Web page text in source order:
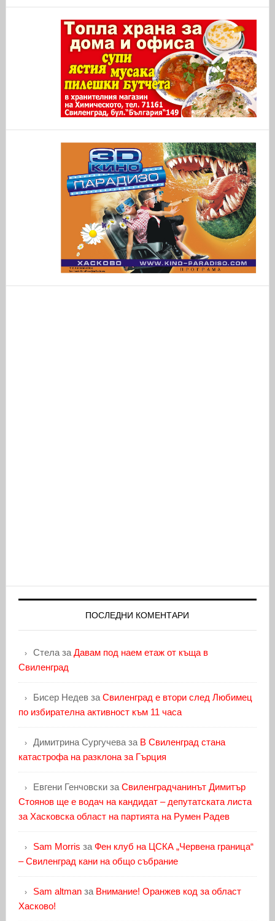
ПОСЛЕДНИ КОМЕНТАРИ
Стелаза Давам под наем етаж от къща в
Свиленград
Бисер Недевза Свиленград е втори след Любимец
по избирателна активност към 11 часа
Димитрина Сургучеваза В Свиленград стана
катастрофа на разклона за Гърция
Евгени Генчовскиза Свиленградчанинът Димитър
Стоянов ще е водач на кандидат – депутатската листа
за Хасковска област на партията на Румен Радев
Sam Morris за Фен клуб на ЦСКА „Червена граница“
– Свиленград кани на общо събрание
Sam altmanза Внимание! Оранжев код за област
Хасково!